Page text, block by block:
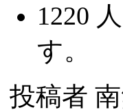
1220
す。
投稿者